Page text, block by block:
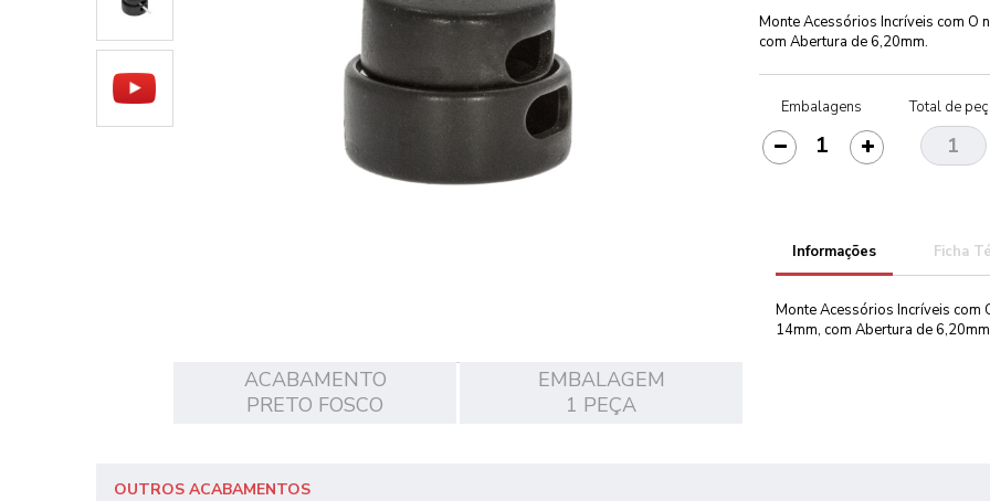
ACABAMENTO
PRETO FOSCO
EMBALAGEM
1 PEÇA
Monte Acessórios Incríveis com O
com Abertura de 6,20mm.
Embalagens Total de
Informações Ficha
Monte Acessórios Incríveis com
14mm, com Abertura de
OUTROS ACABAMENTOS